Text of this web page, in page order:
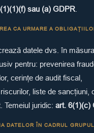
sau (a) GDPR
CA URMARE A
datele dvs. în
pentru: prevenirea
cerințe de audit fiscal,
liste de sancțiuni,
Temeiul juridic: art. 6(1)(c)
DATELOR ÎN CADRUL